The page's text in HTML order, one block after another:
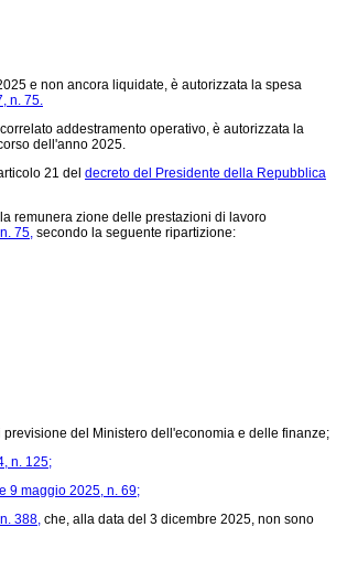
e non ancora liquidate, è autorizzata la spesa
n. 75.
addestramento operativo, è autorizzata la
dell'anno 2025.
21 del decreto del Presidente della Repubblica
remunera zione delle prestazioni di lavoro
75, secondo la seguente ripartizione:
previsione del Ministero dell'economia e delle finanze;
n. 125;
9 maggio 2025, n. 69;
388, che, alla data del 3 dicembre 2025, non sono